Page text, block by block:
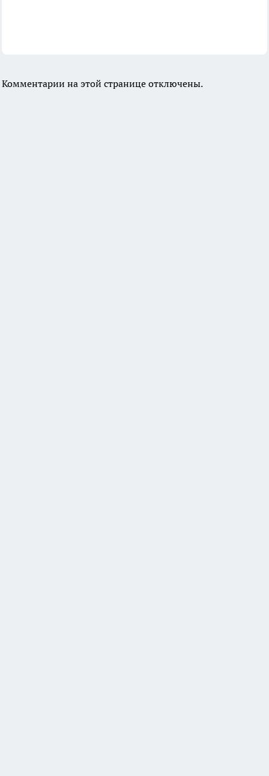
Комментарии на этой странице отключены.